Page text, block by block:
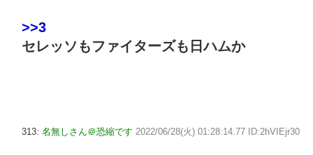
>>3
セレッソもファイターズも日ハムか
313: 名無しさん＠恐縮です 2022/06/28(火) 01:28:14.77 ID:2hVIEjr30